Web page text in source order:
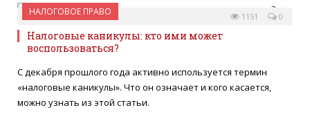
НАЛОГОВОЕ ПРАВО
03 СЕНТЯБРЯ 2015 0
1151
Налоговые каникулы: кто ими может
воспользоваться?
С декабря прошлого года активно используется термин
«налоговые каникулы». Что он означает и кого касается,
можно узнать из этой статьи.